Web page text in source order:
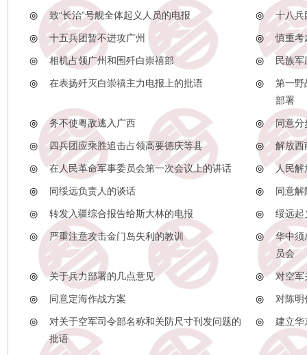
◎ 致“长治”号舰全体起义人员的电报 ◎ 十八兵
◎ 十五兵团暂不进攻广州 ◎ 慎重考
◎ 相机占领广州和围歼白崇禧部 ◎ 民族
◎ 在表扬歼灭白崇禧主力电报上的批语 ◎
第一野
部署
◎ 务不使粤敌逃入广西 ◎ 同意分
◎ 四兵团应乘胜追击占领高要德庆等县 ◎ 解放西
◎ 在人民革命军事委员会第一次会议上的讲话 ◎ 人民
◎ 同绥远负责人的谈话 ◎ 同意解
◎ 转发入疆综合报告给斯大林的电报 ◎ 绥远起
◎ 严重注意攻击金门岛失利的教训 ◎
华中须
员会
◎ 关于兵力部署的几点意见 ◎ 对空军
◎ 同意定海作战方案 ◎ 对陈明
◎
对关于空军司令部名称和关防尺寸刊发问题的
批语
◎ 建立华